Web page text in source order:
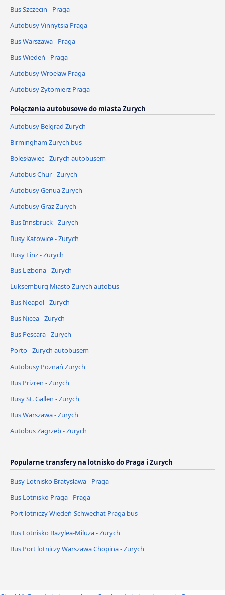
Bus Szczecin - Praga
Autobusy Vinnytsia Praga
Bus Warszawa - Praga
Bus Wiedeń - Praga
Autobusy Wrocław Praga
Autobusy Zytomierz Praga
Połączenia autobusowe do miasta Zurych
Autobusy Belgrad Zurych
Birmingham Zurych bus
Bolesławiec - Zurych autobusem
Autobus Chur - Zurych
Autobusy Genua Zurych
Autobusy Graz Zurych
Bus Innsbruck - Zurych
Busy Katowice - Zurych
Busy Linz - Zurych
Bus Lizbona - Zurych
Luksemburg Miasto Zurych autobus
Bus Neapol - Zurych
Bus Nicea - Zurych
Bus Pescara - Zurych
Porto - Zurych autobusem
Autobusy Poznań Zurych
Bus Prizren - Zurych
Busy St. Gallen - Zurych
Bus Warszawa - Zurych
Autobus Zagrzeb - Zurych
Popularne transfery na lotnisko do Praga i Zurych
Busy Lotnisko Bratysława - Praga
Bus Lotnisko Praga - Praga
Port lotniczy Wiedeń-Schwechat Praga bus
Bus Lotnisko Bazylea-Miluza - Zurych
Bus Port lotniczy Warszawa Chopina - Zurych